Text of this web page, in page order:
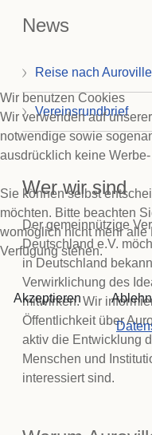
Wer wir sind
Der gemeinnützige
Deutschland e.V.
in Deutschland
Verwirklichung des
mitwirken. Wir
Öffentlichkeit über
aktiv die Entwicklung
Menschen und
interessiert sind.
News
Reise nach
Vereinsrundbrief
Wir benutzen Cookies
Wir verwenden auf
notwendige sowie
ausdrücklich keine
Sie können selbst
möchten. Bitte beachten
womöglich nicht mehr
Verfügung stehen.
Akzeptieren